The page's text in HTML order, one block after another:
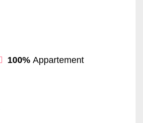
100% Appartement